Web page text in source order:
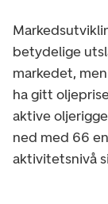
betydelige
markedet,
ha gitt
aktive
ned med 66
aktivitetsnivå